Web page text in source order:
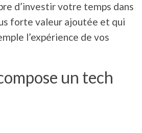
d’investir votre temps dans
forte valeur ajoutée et qui
l’expérience de vos
un tech